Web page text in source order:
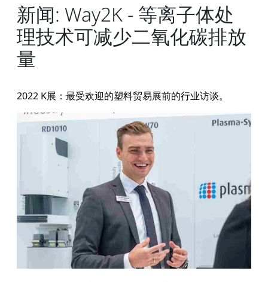
新闻: Way2K - 等离子体处
理技术可减少二氧化碳排放
量
2022 K展：最受欢迎的塑料贸易展前的行业访谈。